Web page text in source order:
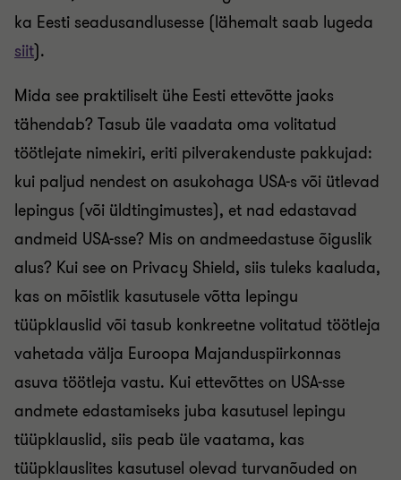
ka Eesti seadusandlusesse (lähemalt saab lugeda
siit).
Mida see praktiliselt ühe Eesti ettevõtte jaoks
tähendab? Tasub üle vaadata oma volitatud
töötlejate nimekiri, eriti pilverakenduste pakkujad:
kui paljud nendest on asukohaga USA-s või ütlevad
lepingus (või üldtingimustes), et nad edastavad
andmeid USA-sse? Mis on andmeedastuse õiguslik
alus? Kui see on Privacy Shield, siis tuleks kaaluda,
kas on mõistlik kasutusele võtta lepingu
tüüpklauslid või tasub konkreetne volitatud töötleja
vahetada välja Euroopa Majanduspiirkonnas
asuva töötleja vastu. Kui ettevõttes on USA-sse
andmete edastamiseks juba kasutusel lepingu
tüüpklauslid, siis peab üle vaatama, kas
tüüpklauslites kasutusel olevad turvanõuded on